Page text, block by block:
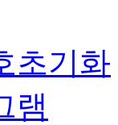
초기화
램